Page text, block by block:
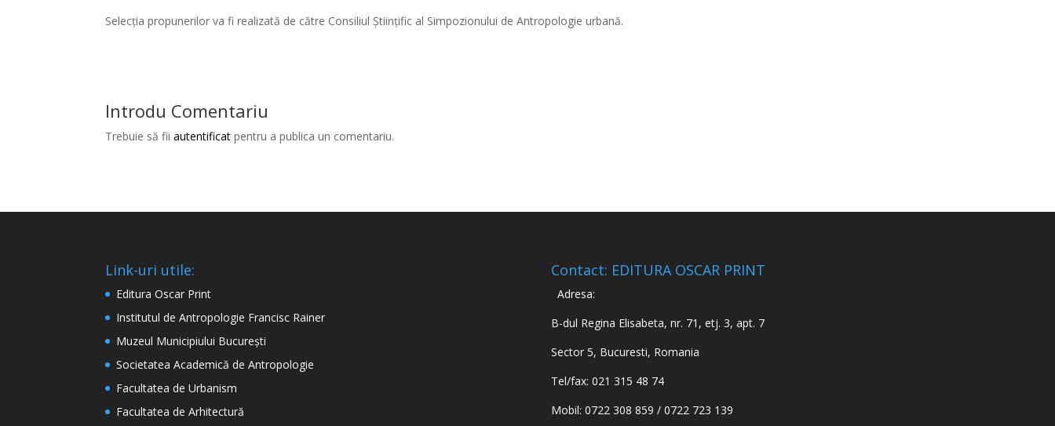
Selecția propunerilor va fi realizată de către Consiliul Științific al Simpozionului de Antropologie urbană.
Introdu Comentariu
Trebuie să fiiautentificat pentru a publica un comentariu.
Link-uri utile:
Editura Oscar Print
Institutul de Antropologie Francisc Rainer
Muzeul Municipiului București
Societatea Academică de Antropologie
Facultatea de Urbanism
Facultatea de Arhitectură
Contact: EDITURA OSCAR PRINT
Adresa:
B-dul Regina Elisabeta, nr. 71, etj. 3, apt. 7
Sector 5, Bucuresti, Romania
Tel/fax: 021 315 48 74
Mobil: 0722 308 859 / 0722 723 139